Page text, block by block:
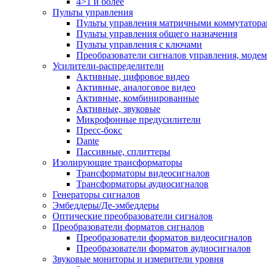
Пульты управления
Пульты управления матричными
Пульты управления общего назначения
Пульты управления с ключами
Преобразователи сигналов управления,
Усилители-распределители
Активные, цифровое видео
Активные, аналоговое видео
Активные, комбинированные
Активные, звуковые
Микрофонные предусилители
Пресс-бокс
Dante
Пассивные, сплиттеры
Изолирующие трансформаторы
Трансформаторы видеосигналов
Трансформаторы аудиосигналов
Генераторы сигналов
Эмбеддеры/Де-эмбеддеры
Оптические преобразователи сигналов
Преобразователи форматов сигналов
Преобразователи форматов видеосигналов
Преобразователи форматов аудиосигналов
Звуковые мониторы и измерители уровня